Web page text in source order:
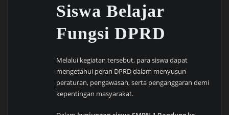
Siswa Belajar
Fungsi DPRD
Melalui kegiatan tersebut, para siswa dapat
mengetahui peran DPRD dalam menyusun
peraturan, pengawasan, serta penganggaran demi
kepentingan masyarakat.